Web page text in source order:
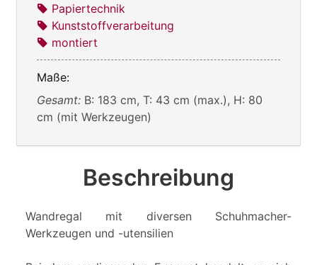
Papiertechnik
Kunststoffverarbeitung
montiert
Maße:
Gesamt: B: 183 cm, T: 43 cm (max.), H: 80
cm (mit Werkzeugen)
Beschreibung
Wandregal mit diversen Schuhmacher-
Werkzeugen und -utensilien